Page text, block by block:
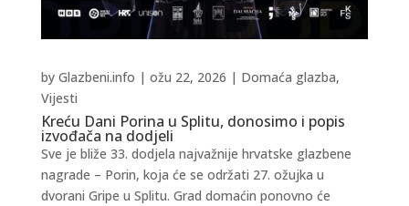
Kreću Dani Porina u Splitu, donosimo i popis
izvođača na dodjeli
by Glazbeni.info | ožu 22, 2026 | Domaća glazba,
Vijesti
Sve je bliže 33. dodjela najvažnije hrvatske glazbene
nagrade – Porin, koja će se održati 27. ožujka u
dvorani Gripe u Splitu. Grad domaćin ponovno će